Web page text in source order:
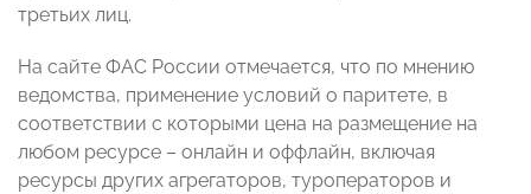
третьих лиц.
На сайте ФАС России отмечается, что по мнению
ведомства, применение условий о паритете, в
соответствии с которыми цена на размещение на
любом ресурсе – онлайн и оффлайн, включая
ресурсы других агрегаторов, туроператоров и